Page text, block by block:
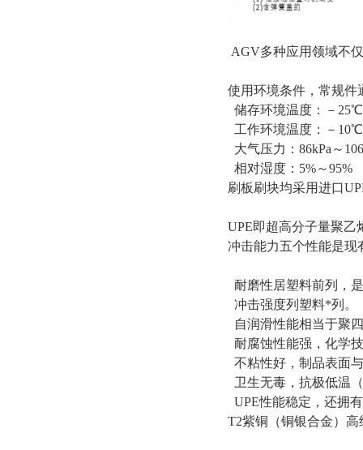
AGV多种应用领域不
使用环境条件，常规件
储存环境温度：－
工作环境温度：－
大气压力：86kPa～
相对湿度：5%～95%
刷板刷块均采用进口
UPE即超高分子量聚乙
冲击能力五个性能是现
耐磨性居塑料前列，
冲击强度列塑料*列。
自润滑性能相当于聚
耐腐蚀性能强，化学
不粘性好，制品表面
卫生无毒，抗极低温
UPE性能稳定，还拥
T2紫铜（铜银合金）